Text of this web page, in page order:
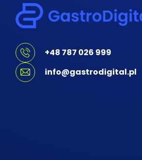
+48 787 026 999
info@gastrodigital.pl